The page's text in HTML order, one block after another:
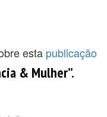
esta publicação
& Mulher”.